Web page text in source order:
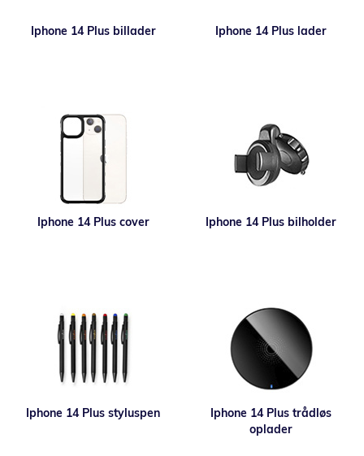
Iphone 14 Plus billader Iphone 14 Plus lader
Iphone 14 Plus cover Iphone 14 Plus bilholder
Iphone 14 Plus styluspen
Iphone 14 Plus trådløs
oplader